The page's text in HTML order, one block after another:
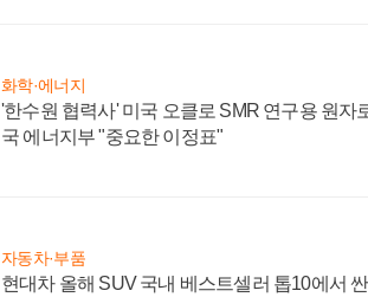
화학·에너지
'한수원 협력사' 미국 오클로 SMR 연구용 원자
국 에너지부 "중요한 이정표"
자동차·부품
현대차 올해 SUV 국내 베스트셀러 톱10에서